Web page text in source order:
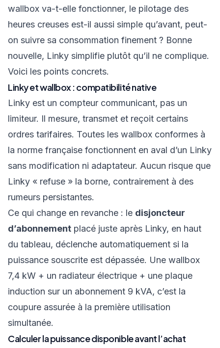
wallbox va-t-elle fonctionner, le pilotage des
heures creuses est-il aussi simple qu’avant, peut-
on suivre sa consommation finement ? Bonne
nouvelle, Linky simplifie plutôt qu’il ne complique.
Voici les points concrets.
Linky et wallbox : compatibilité native
Linky est un compteur communicant, pas un
limiteur. Il mesure, transmet et reçoit certains
ordres tarifaires. Toutes les wallbox conformes à
la norme française fonctionnent en aval d’un Linky
sans modification ni adaptateur. Aucun risque que
Linky « refuse » la borne, contrairement à des
rumeurs persistantes.
Ce qui change en revanche : le disjoncteur
d’abonnement placé juste après Linky, en haut
du tableau, déclenche automatiquement si la
puissance souscrite est dépassée. Une wallbox
7,4 kW + un radiateur électrique + une plaque
induction sur un abonnement 9 kVA, c’est la
coupure assurée à la première utilisation
simultanée.
Calculer la puissance disponible avant l’achat